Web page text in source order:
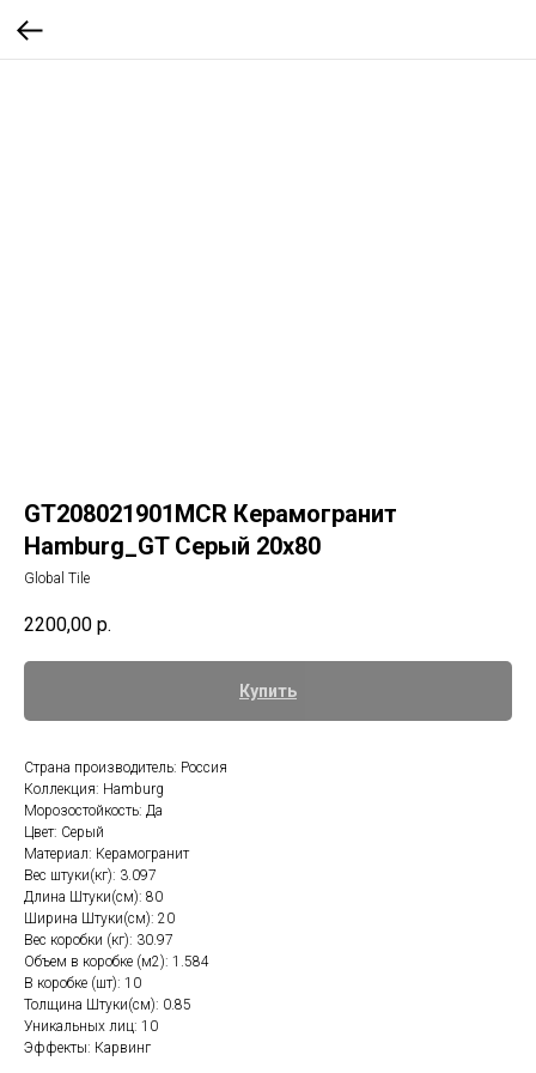
GT208021901MСR Керамогранит
Hamburg_GT Серый 20x80
Global Tile
2200,00 р.
Купить
Страна производитель: Россия
Коллекция: Hamburg
Морозостойкость: Да
Цвет: Серый
Материал: Керамогранит
Вес штуки(кг): 3.097
Длина Штуки(см): 80
Ширина Штуки(см): 20
Вес коробки (кг): 30.97
Объем в коробке (м2): 1.584
В коробке (шт): 10
Толщина Штуки(см): 0.85
Уникальных лиц: 10
Эффекты: Карвинг